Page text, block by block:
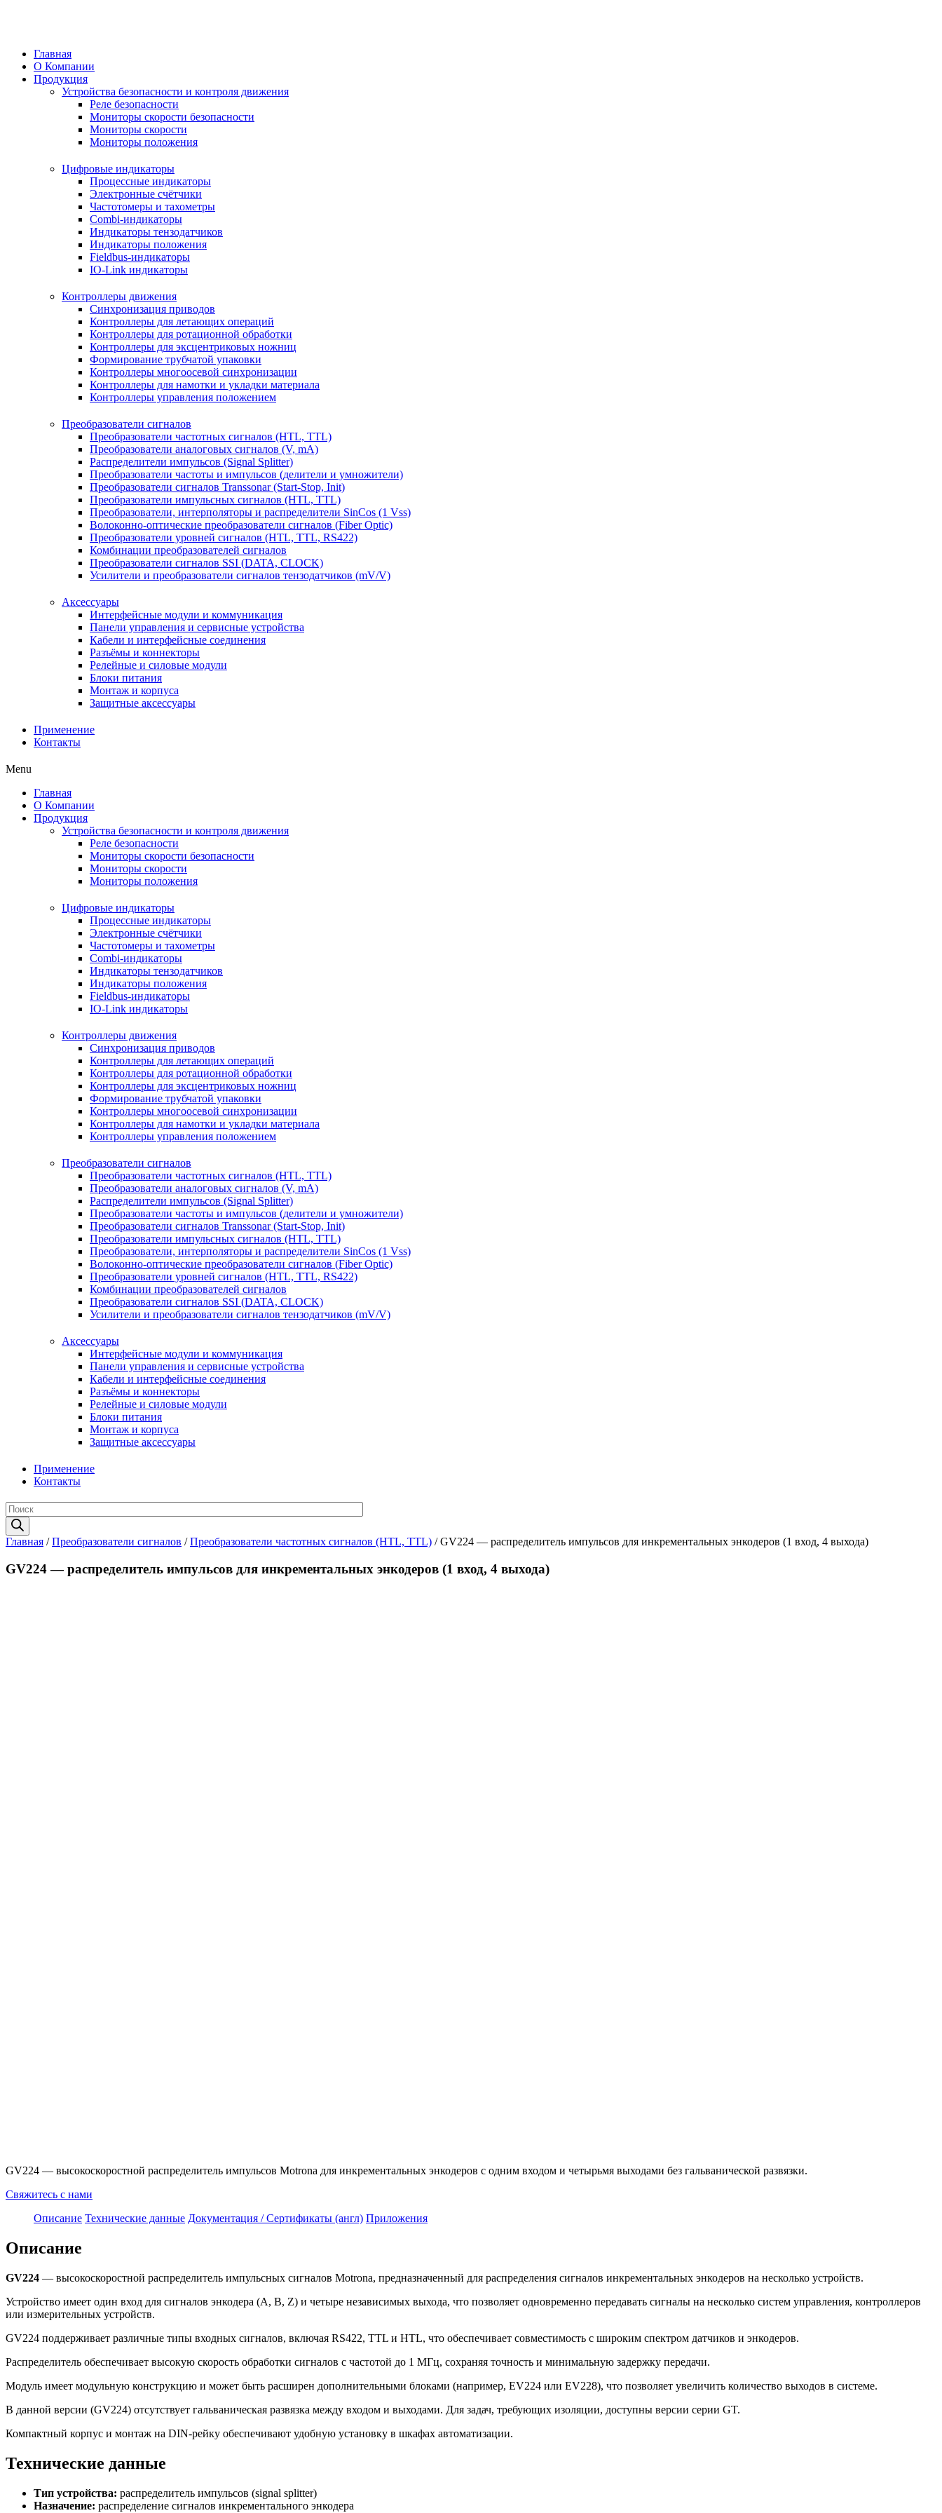
Главная
О Компании
Продукция
Устройства безопасности и контроля движения
Реле безопасности
Мониторы скорости безопасности
Мониторы скорости
Мониторы положения
Цифровые индикаторы
Процессные индикаторы
Электронные счётчики
Частотомеры и тахометры
Combi-индикаторы
Индикаторы тензодатчиков
Индикаторы положения
Fieldbus-индикаторы
IO-Link индикаторы
Контроллеры движения
Синхронизация приводов
Контроллеры для летающих операций
Контроллеры для ротационной обработки
Контроллеры для эксцентриковых ножниц
Формирование трубчатой упаковки
Контроллеры многоосевой синхронизации
Контроллеры для намотки и укладки материала
Контроллеры управления положением
Преобразователи сигналов
Преобразователи частотных сигналов (HTL, TTL)
Преобразователи аналоговых сигналов (V, mA)
Распределители импульсов (Signal Splitter)
Преобразователи частоты и импульсов (делители и умножители)
Преобразователи сигналов Transsonar (Start-Stop, Init)
Преобразователи импульсных сигналов (HTL, TTL)
Преобразователи, интерполяторы и распределители SinCos (1 Vss)
Волоконно-оптические преобразователи сигналов (Fiber Optic)
Преобразователи уровней сигналов (HTL, TTL, RS422)
Комбинации преобразователей сигналов
Преобразователи сигналов SSI (DATA, CLOCK)
Усилители и преобразователи сигналов тензодатчиков (mV/V)
Аксессуары
Интерфейсные модули и коммуникация
Панели управления и сервисные устройства
Кабели и интерфейсные соединения
Разъёмы и коннекторы
Релейные и силовые модули
Блоки питания
Монтаж и корпуса
Защитные аксессуары
Применение
Контакты
Menu
Главная
О Компании
Продукция
Устройства безопасности и контроля движения
Реле безопасности
Мониторы скорости безопасности
Мониторы скорости
Мониторы положения
Цифровые индикаторы
Процессные индикаторы
Электронные счётчики
Частотомеры и тахометры
Combi-индикаторы
Индикаторы тензодатчиков
Индикаторы положения
Fieldbus-индикаторы
IO-Link индикаторы
Контроллеры движения
Синхронизация приводов
Контроллеры для летающих операций
Контроллеры для ротационной обработки
Контроллеры для эксцентриковых ножниц
Формирование трубчатой упаковки
Контроллеры многоосевой синхронизации
Контроллеры для намотки и укладки материала
Контроллеры управления положением
Преобразователи сигналов
Преобразователи частотных сигналов (HTL, TTL)
Преобразователи аналоговых сигналов (V, mA)
Распределители импульсов (Signal Splitter)
Преобразователи частоты и импульсов (делители и умножители)
Преобразователи сигналов Transsonar (Start-Stop, Init)
Преобразователи импульсных сигналов (HTL, TTL)
Преобразователи, интерполяторы и распределители SinCos (1 Vss)
Волоконно-оптические преобразователи сигналов (Fiber Optic)
Преобразователи уровней сигналов (HTL, TTL, RS422)
Комбинации преобразователей сигналов
Преобразователи сигналов SSI (DATA, CLOCK)
Усилители и преобразователи сигналов тензодатчиков (mV/V)
Аксессуары
Интерфейсные модули и коммуникация
Панели управления и сервисные устройства
Кабели и интерфейсные соединения
Разъёмы и коннекторы
Релейные и силовые модули
Блоки питания
Монтаж и корпуса
Защитные аксессуары
Применение
Контакты
Поиск
товаров
Главная /Преобразователи сигналов /Преобразователи частотных сигналов (HTL, TTL) / GV224 — распределитель импульсов для инкрементальных энкодеров (1 вход, 4 выхода)
GV224 — распределитель импульсов для инкрементальных энкодеров (1 вход, 4 выхода)
GV224 — высокоскоростной распределитель импульсов Motrona для инкрементальных энкодеров с одним входом и четырьмя выходами без гальванической развязки.
Свяжитесь с нами
Описание Технические данные Документация / Сертификаты (англ) Приложения
Описание
GV224 — высокоскоростной распределитель импульсных сигналов Motrona, предназначенный для распределения сигналов инкрементальных энкодеров на несколько устройств.
Устройство имеет один вход для сигналов энкодера (A, B, Z) и четыре независимых выхода, что позволяет одновременно передавать сигналы на несколько систем управления, контроллеров
или измерительных устройств.
GV224 поддерживает различные типы входных сигналов, включая RS422, TTL и HTL, что обеспечивает совместимость с широким спектром датчиков и энкодеров.
Распределитель обеспечивает высокую скорость обработки сигналов с частотой до 1 МГц, сохраняя точность и минимальную задержку передачи.
Модуль имеет модульную конструкцию и может быть расширен дополнительными блоками (например, EV224 или EV228), что позволяет увеличить количество выходов в системе.
В данной версии (GV224) отсутствует гальваническая развязка между входом и выходами. Для задач, требующих изоляции, доступны версии серии GT.
Компактный корпус и монтаж на DIN-рейку обеспечивают удобную установку в шкафах автоматизации.
Технические данные
Тип устройства: распределитель импульсов (signal splitter)
Назначение: распределение сигналов инкрементального энкодера